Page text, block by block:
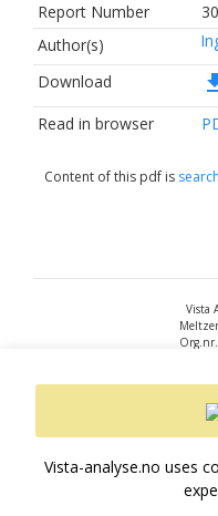
Report Number
30
Author(s)
Download
Read in browser
Content of this pdf is
Vista
Vista-analyse.no uses